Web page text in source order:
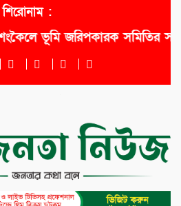
শিরোনাম :
ভূমি জরিপকারক সমিতির